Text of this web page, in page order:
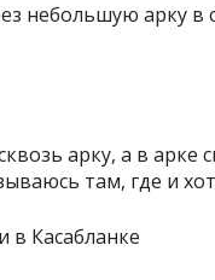
небольшую арку в
арку, а в арке
там, где и